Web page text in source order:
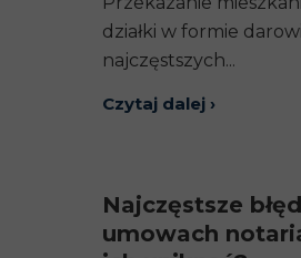
działki w formie
najczęstszych...
Czytaj dalej ›
Najczęstsze
umowach